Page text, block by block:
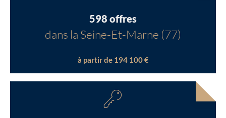
598 offres
dans la Seine-Et-Marne (77)
à partir de 194 100 €